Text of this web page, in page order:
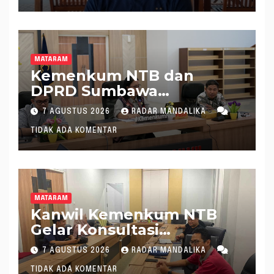
MATARAM
Kemenkum NTB dan
DPRD Sumbawa
Mantapkan Rencana
Pembentukan 8 Raperda
Inisiatif
7 AGUSTUS 2026 RADAR MANDALIKA
TIDAK ADA KOMENTAR
MATARAM
Kanwil Kemenkum NTB
Gelar Konsultasi
Penghitungan Kebutuhan
Formasi JF Perancang
7 AGUSTUS 2026 RADAR MANDALIKA
TIDAK ADA KOMENTAR